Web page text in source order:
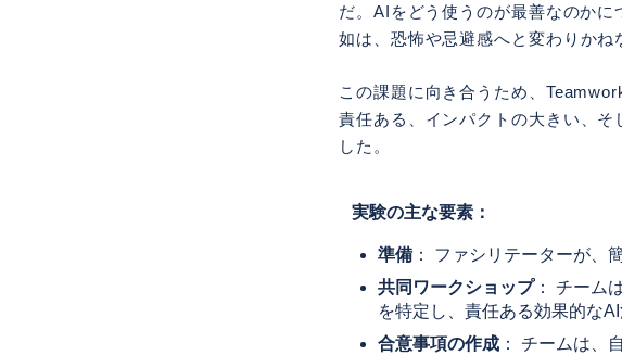
だ。AIをどう使うのが最善なのか
如は、恐怖や忌避感へと変わりかね
この課題に向き合うため、
責任ある、インパクトの大きい、
した。
実験の主な要素：
準備 ： ファシリテーターが、
共同ワークショップ： チーム
を特定し、責任ある効果的な
合意事項の作成 ： チームは、